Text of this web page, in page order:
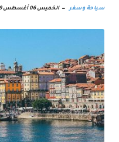
سياحة وسفر الخميس 06 أغسطس 2:39 م